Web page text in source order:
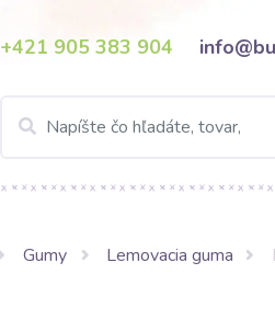
+421 905 383 904
Gumy Lemovacia guma